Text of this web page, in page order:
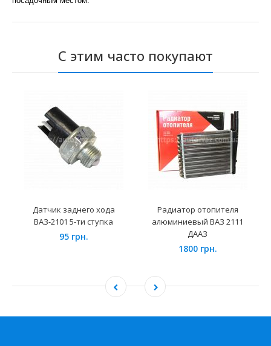
С этим часто покупают
Датчик заднего хода
ВАЗ-2101 5-ти ступка
95 грн.
Радиатор отопителя
алюминиевый ВАЗ 2111
ДААЗ
1800 грн.